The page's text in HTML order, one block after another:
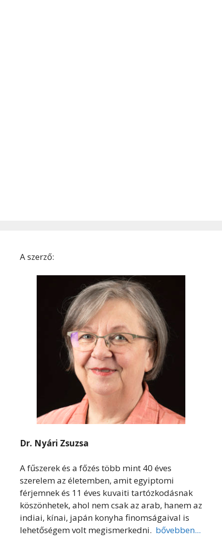
A szerző:
Dr. Nyári Zsuzsa
A fűszerek és a főzés több mint 40 éves
szerelem az életemben, amit egyiptomi
férjemnek és 11 éves kuvaiti tartózkodásnak
köszönhetek, ahol nem csak az arab, hanem az
indiai, kínai, japán konyha finomságaival is
lehetőségem volt megismerkedni. bővebben...